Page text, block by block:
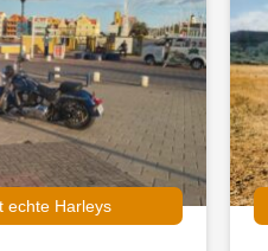
echte Harleys